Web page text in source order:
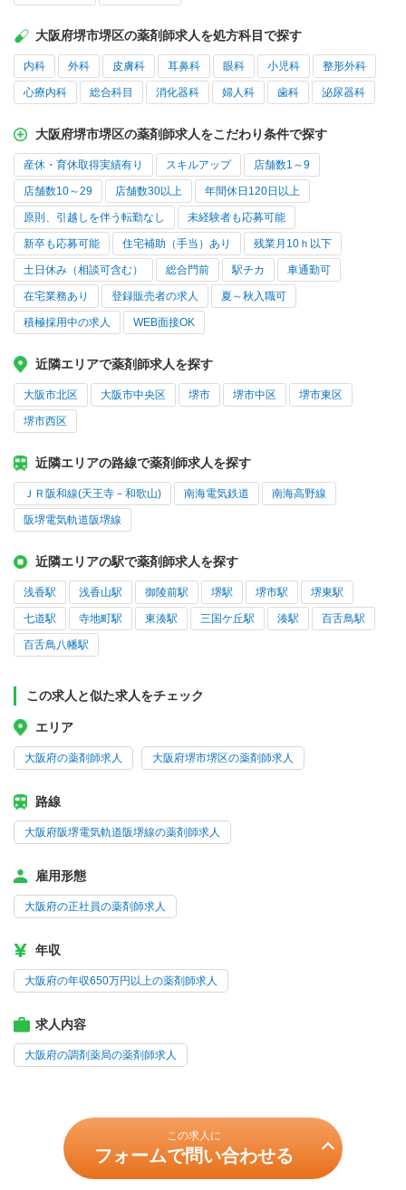
大阪府堺市堺区の薬剤師求人を処方科目で探す
内科 外科 皮膚科 耳鼻科 眼科 小児科 整形外科
心療内科 総合科目 消化器科 婦人科 歯科 泌尿器科
大阪府堺市堺区の薬剤師求人をこだわり条件で探す
産休・育休取得実績有り スキルアップ 店舗数1～9
店舗数10～29 店舗数30以上 年間休日120日以上
原則、引越しを伴う転勤なし 未経験者も応募可能
新卒も応募可能 住宅補助（手当）あり 残業月10ｈ以下
土日休み（相談可含む） 総合門前 駅チカ 車通勤可
在宅業務あり 登録販売者の求人 夏～秋入職可
積極採用中の求人 WEB面接OK
近隣エリアで薬剤師求人を探す
大阪市北区 大阪市中央区 堺市 堺市中区 堺市東区
堺市西区
近隣エリアの路線で薬剤師求人を探す
ＪＲ阪和線(天王寺－和歌山) 南海電気鉄道 南海高野線
阪堺電気軌道阪堺線
近隣エリアの駅で薬剤師求人を探す
浅香駅 浅香山駅 御陵前駅 堺駅 堺市駅 堺東駅
七道駅 寺地町駅 東湊駅 三国ケ丘駅 湊駅 百舌鳥駅
百舌鳥八幡駅
この求人と似た求人をチェック
エリア
大阪府の薬剤師求人 大阪府堺市堺区の薬剤師求人
路線
大阪府阪堺電気軌道阪堺線の薬剤師求人
雇用形態
大阪府の正社員の薬剤師求人
年収
大阪府の年収650万円以上の薬剤師求人
求人内容
大阪府の調剤薬局の薬剤師求人
この求人に
フォームで問い合わせる